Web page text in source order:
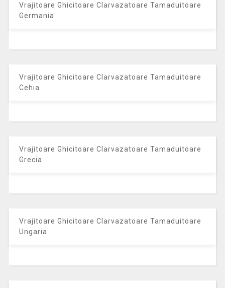
Vrajitoare Ghicitoare Clarvazatoare Tamaduitoare
Germania
Vrajitoare Ghicitoare Clarvazatoare Tamaduitoare
Cehia
Vrajitoare Ghicitoare Clarvazatoare Tamaduitoare
Grecia
Vrajitoare Ghicitoare Clarvazatoare Tamaduitoare
Ungaria